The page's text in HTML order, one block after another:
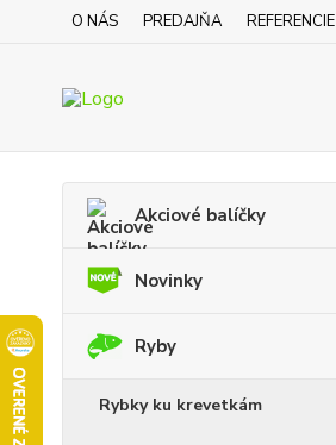
O NÁS PREDAJŇA REFERENCIE
Akciové balíčky
Novinky
Ryby
Rybky ku krevetkám